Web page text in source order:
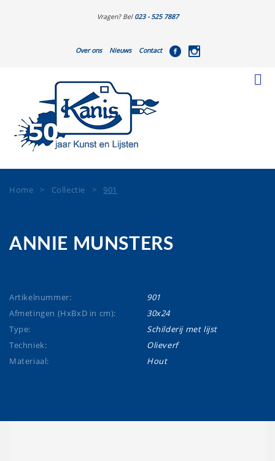
Vragen? Bel 023 - 525 7887
Over ons Nieuws Contact
Home > Collectie > 901
ANNIE MUNSTERS
Artikelnummer:
901
Afmetingen (HxBxD in cm):
30x24
Type:
Schilderij met lijst
Techniek:
Olieverf
Materiaal:
Hout